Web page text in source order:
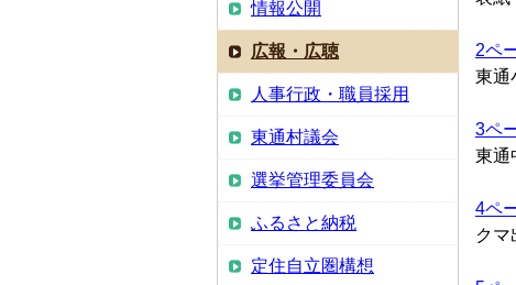
2ペ
東通
3ペ
東通
4ペ
クマ
情報公開
広報・広聴
人事行政・職員採用
東通村議会
選挙管理委員会
ふるさと納税
定住自立圏構想